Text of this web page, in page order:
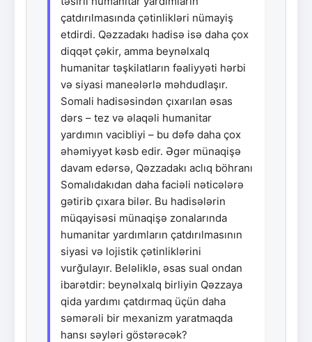
çatdırılmasında çətinlikləri nümayiş
etdirdi. Qəzzadakı hadisə isə daha çox
diqqət çəkir, amma beynəlxalq
humanitar təşkilatların fəaliyyəti hərbi
və siyasi maneələrlə məhdudlaşır.
Somali hadisəsindən çıxarılan əsas
dərs – tez və əlaqəli humanitar
yardımın vacibliyi – bu dəfə daha çox
əhəmiyyət kəsb edir. Əgər münaqişə
davam edərsə, Qəzzadakı aclıq böhranı
Somalıdakıdan daha faciəli nəticələrə
gətirib çıxara bilər. Bu hadisələrin
müqayisəsi münaqişə zonalarında
humanitar yardımların çatdırılmasının
siyasi və lojistik çətinliklərini
vurğulayır. Beləliklə, əsas sual ondan
ibarətdir: beynəlxalq birliyin Qəzzaya
qida yardımı çatdırmaq üçün daha
səmərəli bir mexanizm yaratmaqda
hansı səyləri göstərəcək?